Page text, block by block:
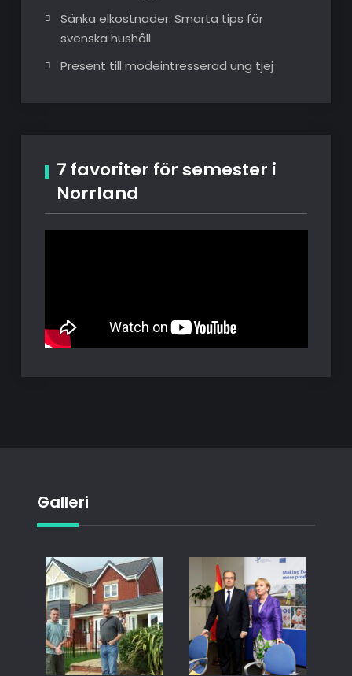
Sänka elkostnader: Smarta tips för
svenska hushåll
Present till modeintresserad ung tjej
7 favoriter för semester i
Norrland
Galleri